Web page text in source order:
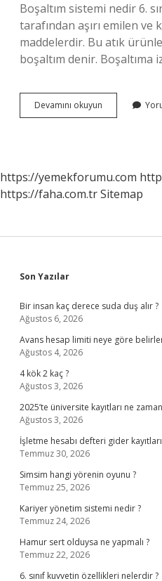
Boşaltım sistemi nedir 6.
tarafından aşırı emilen ve
maddelerdir. Bu atık
boşaltım denir. Boşaltıma
Devamını okuyun Boşaltım
Sisteminin
https://yemekforumu.com
https://faha.com.trSitemap
Sidebar
Son Yazılar
Bir insan kaç derece suda duş alır ?
Ağustos 6, 2026
Avans hesap limiti neye göre
Ağustos 4, 2026
4 kök 2 kaç ?
Ağustos 3, 2026
2025’te üniversite kayıtları ne
Ağustos 3, 2026
İşletme hesabı defteri gider
Temmuz 30, 2026
Simsim hangi yörenin oyunu ?
Temmuz 25, 2026
Kariyer yönetim sistemi nedir ?
Temmuz 24, 2026
Hamur sert olduysa ne yapmalı ?
Temmuz 22, 2026
6. sınıf kuvvetin özellikleri nelerdir ?